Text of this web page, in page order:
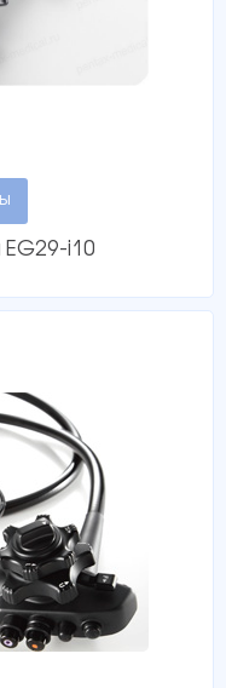
i10